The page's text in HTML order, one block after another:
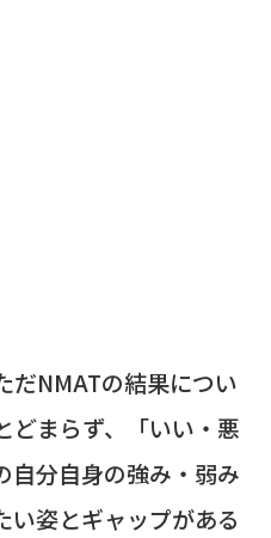
だNMATの結果につい
どまらず、「いい・悪
自分自身の強み・弱み
い姿とギャップがある